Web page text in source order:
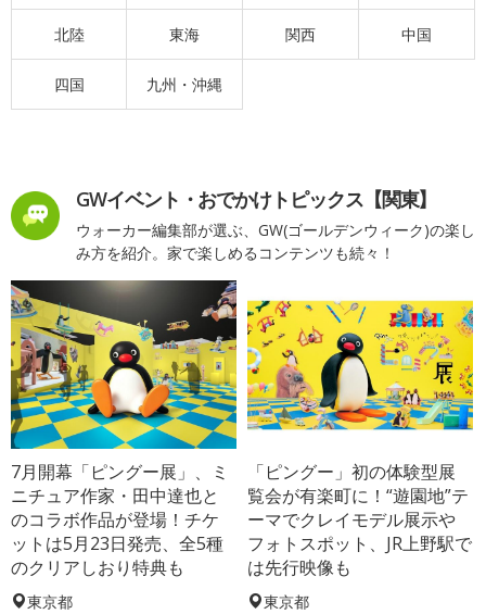
北陸 東海 関西 中国
四国 九州・沖縄
GWイベント・おでかけトピックス【関東】
ウォーカー編集部が選ぶ、GW(ゴールデンウィーク)の楽し
み方を紹介。家で楽しめるコンテンツも続々！
7月開幕「ピングー展」、ミ
ニチュア作家・田中達也と
のコラボ作品が登場！チケ
ットは5月23日発売、全5種
のクリアしおり特典も
東京都
「ピングー」初の体験型展
覧会が有楽町に！“遊園地”テ
ーマでクレイモデル展示や
フォトスポット、JR上野駅で
は先行映像も
東京都